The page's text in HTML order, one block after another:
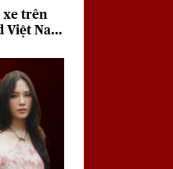
xe trên
Việt Nam